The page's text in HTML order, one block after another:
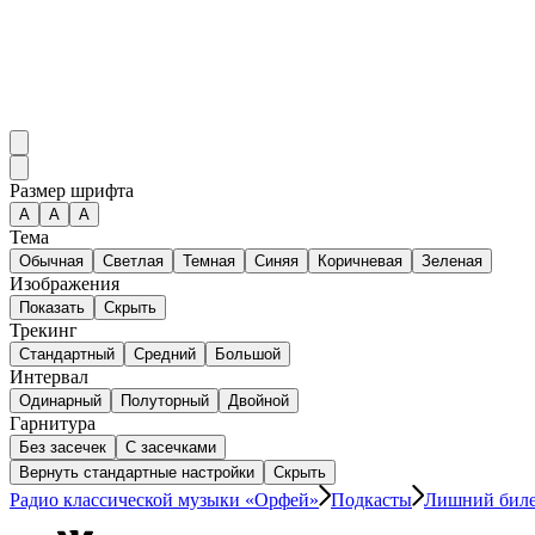
Размер шрифта
А A A
Тема
Обычная Светлая Темная Синяя Коричневая Зеленая
Изображения
Показать Скрыть
Трекинг
Стандартный Средний Большой
Интервал
Одинарный Полуторный Двойной
Гарнитура
Без засечек
С засечками
Вернуть стандартные настройки
Скрыть
Радио классической музыки «Орфей» Подкасты Лишний